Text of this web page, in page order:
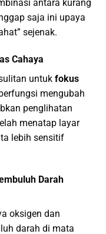
antara kurang
saja ini upaya
sejenak.
Cahaya
untuk fokus
mengubah
penglihatan
menatap layar
lebih sensitif
Darah
oksigen dan
darah di mata